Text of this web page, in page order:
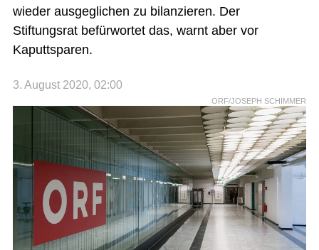
wieder ausgeglichen zu bilanzieren. Der
Stiftungsrat befürwortet das, warnt aber vor
Kaputtsparen.
3. August 2020, 02:00
ORF/JOSEPH SCHIMMER